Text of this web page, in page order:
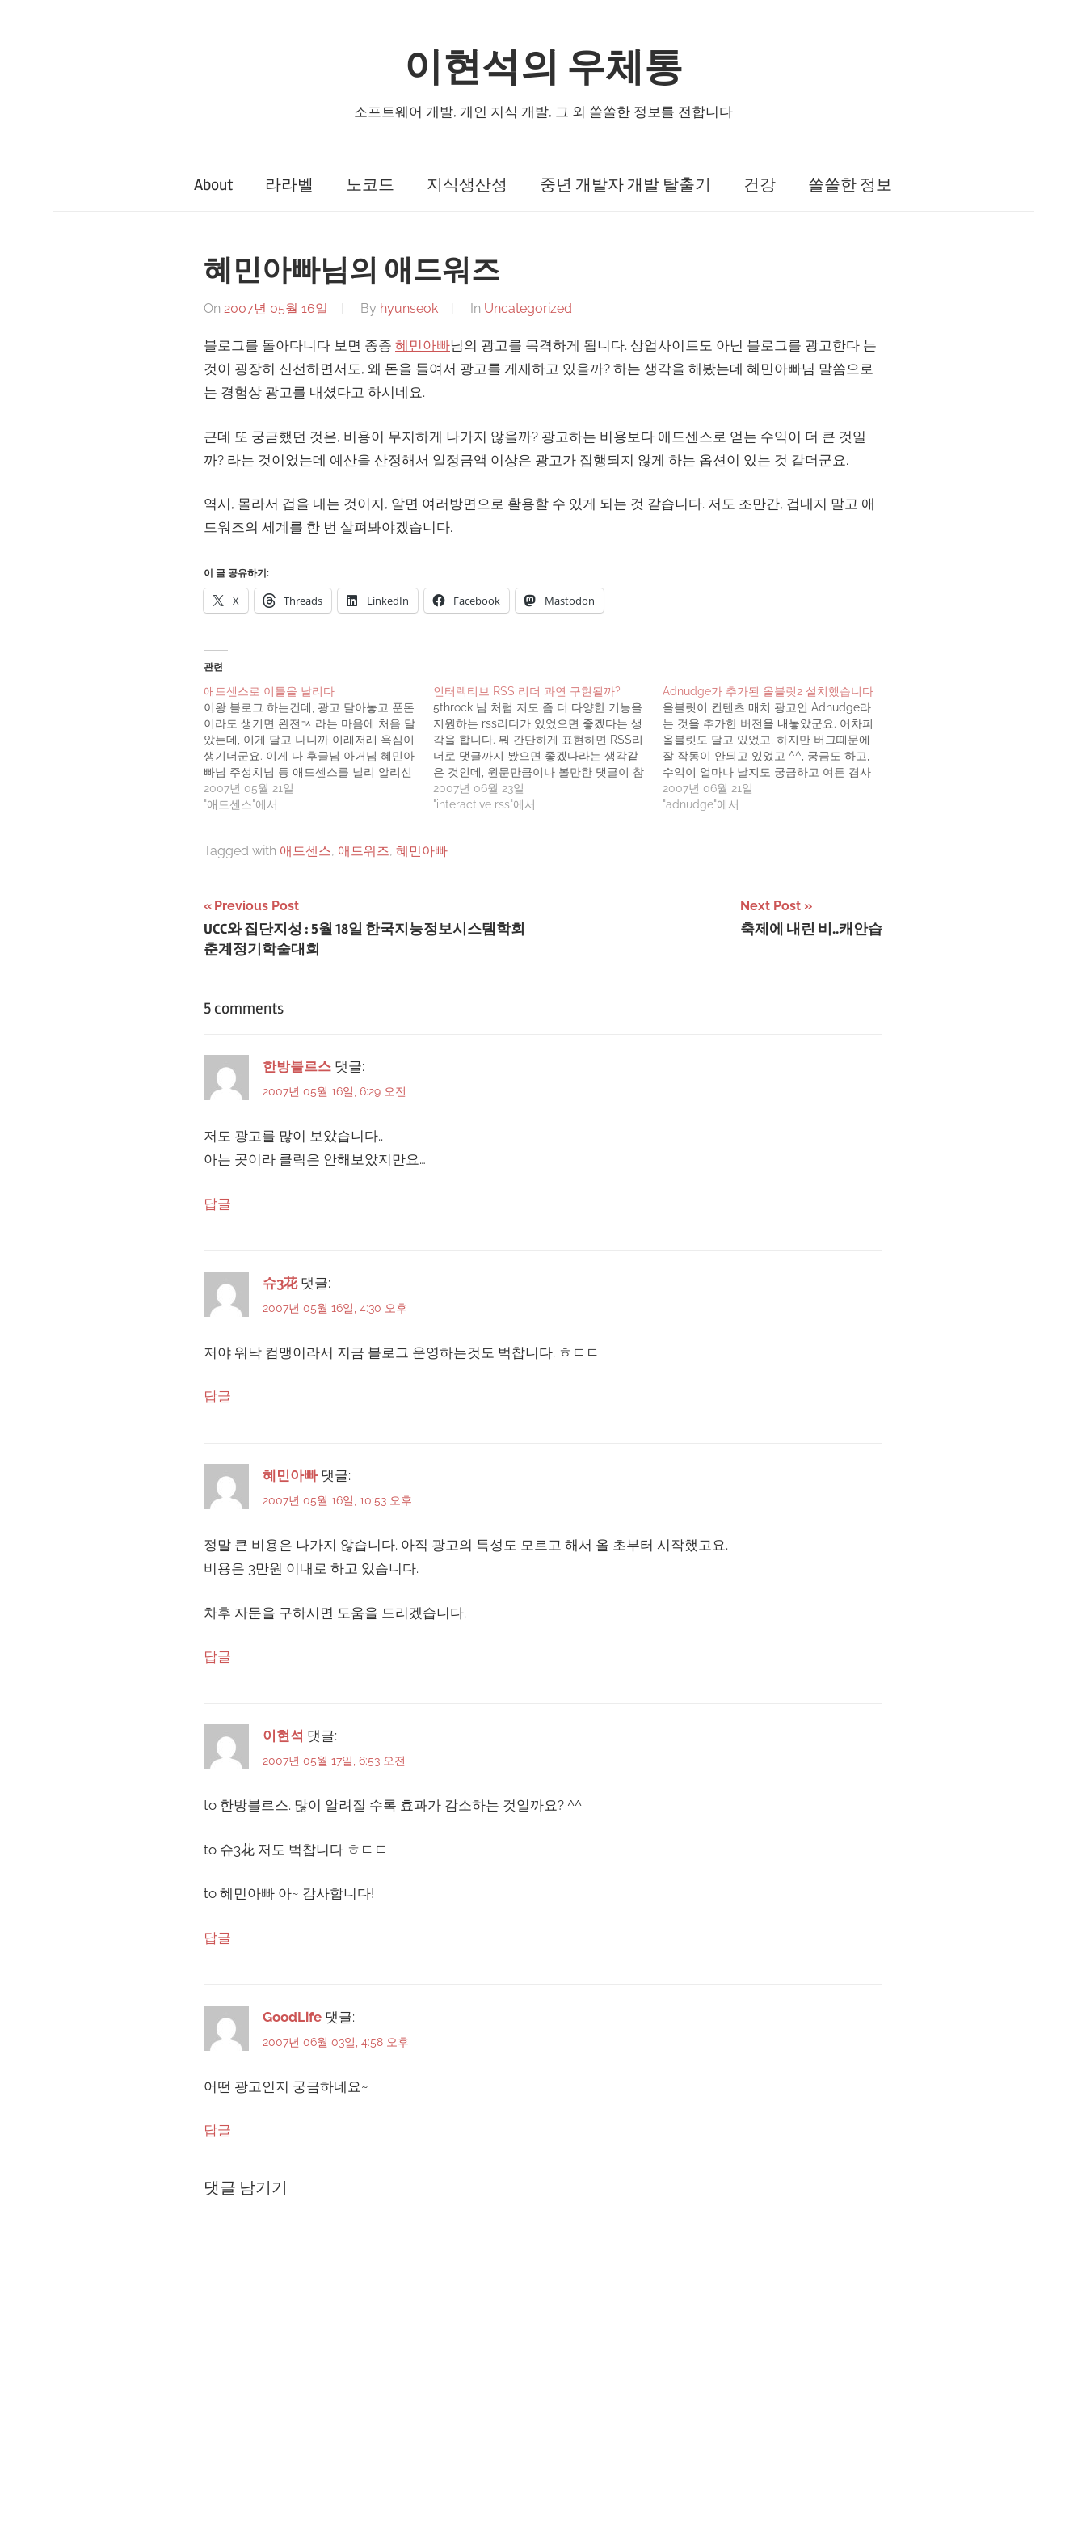
이현석의 우체통
소프트웨어 개발, 개인 지식 개발, 그 외 쏠쏠한 정보를 전합니다
About 라라벨 노코드 지식생산성 중년 개발자 개발 탈출기 건강 쏠쏠한 정보
혜민아빠님의 애드워즈
On 2007년 05월 16일 By hyunseok In Uncategorized
블로그를 돌아다니다 보면 종종 혜민아빠님의 광고를 목격하게 됩니다. 상업사이트도 아닌 블로그를 광고한다 는
것이 굉장히 신선하면서도, 왜 돈을 들여서 광고를 게재하고 있을까? 하는 생각을 해봤는데 혜민아빠님 말씀으로
는 경험상 광고를 내셨다고 하시네요.
근데 또 궁금했던 것은, 비용이 무지하게 나가지 않을까? 광고하는 비용보다 애드센스로 얻는 수익이 더 큰 것일
까? 라는 것이었는데 예산을 산정해서 일정금액 이상은 광고가 집행되지 않게 하는 옵션이 있는 것 같더군요.
역시, 몰라서 겁을 내는 것이지, 알면 여러방면으로 활용할 수 있게 되는 것 같습니다. 저도 조만간, 겁내지 말고 애
드워즈의 세계를 한 번 살펴봐야겠습니다.
이 글 공유하기:
X Threads LinkedIn Facebook Mastodon
관련
애드센스로 이틀을 날리다
이왕 블로그 하는건데, 광고 달아놓고 푼돈
이라도 생기면 완전ㄳ 라는 마음에 처음 달
았는데, 이게 달고 나니까 이래저래 욕심이
생기더군요. 이게 다 후글님 아거님 혜민아
빠님 주성치님 등 애드센스를 널리 알리신
분들 때문! ㅎㅎ (욕하는거 아니에요~) 그래
서 애잇 이럴거면 하루 날잡아서 세팅하자!
아다니며…
2007년 05월 21일
"애드센스"에서
인터렉티브 RSS 리더 과연 구현될까?
5throck 님 처럼 저도 좀 더 다양한 기능을
지원하는 rss리더가 있었으면 좋겠다는 생
각을 합니다. 뭐 간단하게 표현하면 RSS리
더로 댓글까지 봤으면 좋겠다라는 생각같
은 것인데, 원문만큼이나 볼만한 댓글이 참
많은게 블로그인것 같아서 말이죠. ^^만약
이와 같이 댓글이 RSS리더상에서 읽히고
해집니다. 왠만한 활동이…
2007년 06월 23일
"interactive rss"에서
Adnudge가 추가된 올블릿2 설치했습니다
올블릿이 컨텐츠 매치 광고인 Adnudge라
는 것을 추가한 버전을 내놓았군요. 어차피
올블릿도 달고 있었고, 하지만 버그때문에
잘 작동이 안되고 있었고 ^^, 궁금도 하고,
수익이 얼마나 날지도 궁금하고 여튼 겸사
겸사 달아봤습니다.설치하기 쉽고, 깔끔하
네요 ^^애드클릭스랑 애드센스를 사용해
2007년 06월 21일
"adnudge"에서
Tagged with 애드센스, 애드워즈, 혜민아빠
글
탐
Previous Post
UCC와 집단지성 : 5월 18일 한국지능정보시스템학회
춘계정기학술대회
Next Post
축제에 내린 비..캐안습
5 comments
한방블르스 댓글:
2007년 05월 16일, 6:29 오전
저도 광고를 많이 보았습니다..
아는 곳이라 클릭은 안해보았지만요…
답글
슈3花 댓글:
2007년 05월 16일, 4:30 오후
저야 워낙 컴맹이라서 지금 블로그 운영하는것도 벅찹니다. ㅎㄷㄷ
답글
혜민아빠 댓글:
2007년 05월 16일, 10:53 오후
정말 큰 비용은 나가지 않습니다. 아직 광고의 특성도 모르고 해서 올 초부터 시작했고요.
비용은 3만원 이내로 하고 있습니다.
차후 자문을 구하시면 도움을 드리겠습니다.
답글
이현석 댓글:
2007년 05월 17일, 6:53 오전
to 한방블르스. 많이 알려질 수록 효과가 감소하는 것일까요? ^^
to 슈3花 저도 벅찹니다 ㅎㄷㄷ
to 혜민아빠 아~ 감사합니다!
답글
GoodLife 댓글:
2007년 06월 03일, 4:58 오후
어떤 광고인지 궁금하네요~
답글
댓글 남기기